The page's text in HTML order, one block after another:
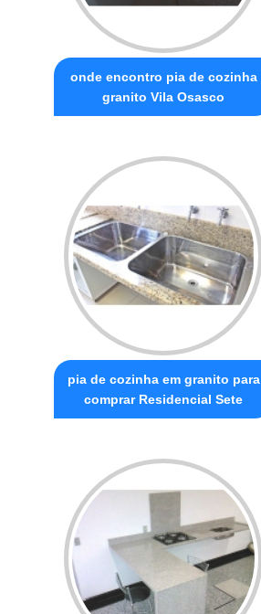
onde encontro pia de cozinha
granito Vila Osasco
pia de cozinha em granito para
comprar Residencial Sete